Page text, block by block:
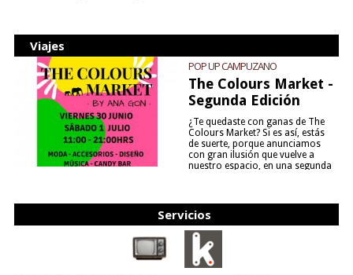
Viajes
POP UP CAMPUZANO
The Colours Market -
Segunda Edición
¿Te quedaste con ganas de The
Colours Market? Si es así, estás
de suerte, porque anunciamos
con gran ilusión que vuelve a
nuestro espacio, en una segunda
Servicios